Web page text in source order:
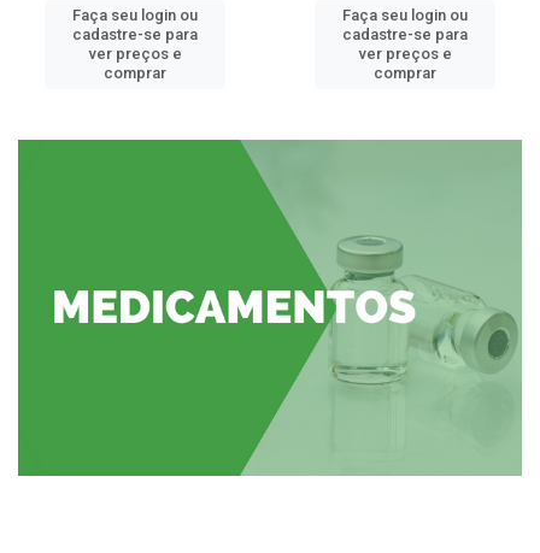
Faça seu login ou
cadastre-se para
ver preços e
comprar
Faça seu login ou
cadastre-se para
ver preços e
comprar